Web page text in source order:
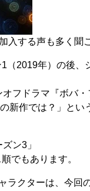
入する声も多く聞
2019年）の後
フドラマ『ボバ
新作では？」とい
ン3」
でもあります。
クターは、今回